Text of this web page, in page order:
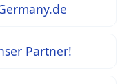
Partner!